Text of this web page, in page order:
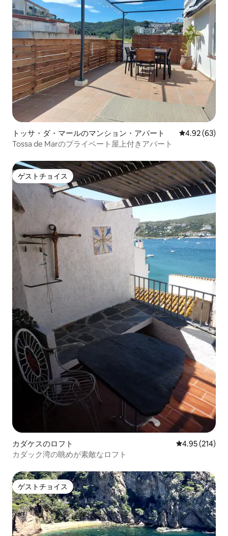
トッサ・ダ・マールのマンション・アパート レビュー63
4.92 (63)
Tossa de Marのプライベート屋上付きアパート
ゲストチョイス
ゲストチョイス
カダケスのロフト レビュー214
4.95 (214)
カダック湾の眺めが素敵なロフト
ゲストチョイス
ゲストチョイス